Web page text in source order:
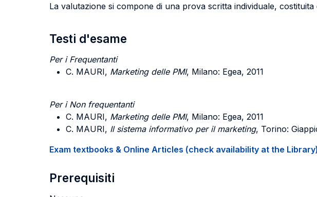
La valutazione si compone di una prova scritta individuale, costituita
Testi d'esame
Per i Frequentanti
C. MAURI, Marketing delle PMI, Milano: Egea, 2011
Per i Non frequentanti
C. MAURI, Marketing delle PMI, Milano: Egea, 2011
C. MAURI, Il sistema informativo per il marketing, Torino:
Exam textbooks & Online Articles (check availability at the Library)
Prerequisiti